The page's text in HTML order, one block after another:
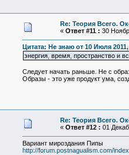
Re: Теория Всего.
« Ответ #11 : 30
Цитата: Не знаю от 10 Июля
энергия, время, пространство и
Следует начать раньше. Не с
Образы - это уже продукт ума,
Re: Теория Всего.
« Ответ #12 : 01
Вариант мироздания Пипы
http://forum.postnagualism.com/